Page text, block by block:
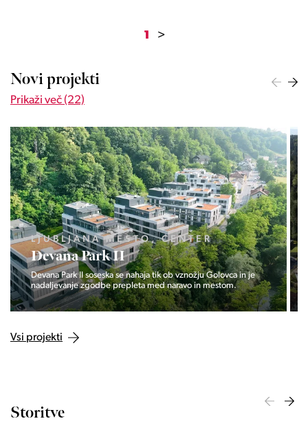
1 >
Novi projekti
Prikaži več (22)
LJUBLJANA MESTO, CENTER
Devana Park II
Devana Park II soseska se nahaja tik ob vznožju Golovca in je
nadaljevanje zgodbe prepleta med naravo in mestom.
Vsi projekti
Storitve